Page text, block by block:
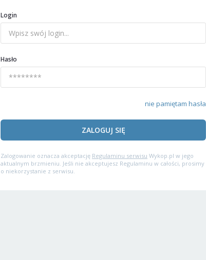
Login
Hasło
nie pamiętam hasła
ZALOGUJ SIĘ
Zalogowanie oznacza akceptację Regulaminu serwisu Wykop.pl w jego
aktualnym brzmieniu. Jeśli nie akceptujesz Regulaminu w całości, prosimy
o niekorzystanie z serwisu.